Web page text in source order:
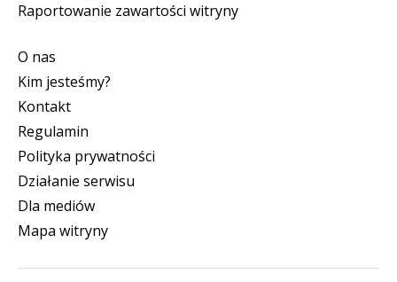
Raportowanie zawartości witryny
O nas
Kim jesteśmy?
Kontakt
Regulamin
Polityka prywatności
Działanie serwisu
Dla mediów
Mapa witryny